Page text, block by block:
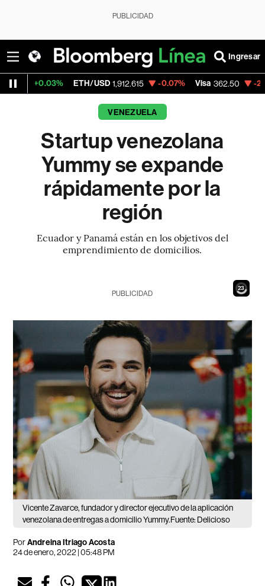
PUBLICIDAD
Ingresar
ETH/USD 1,912.615 -0.07% Visa 362.50 -2.15%
VENEZUELA
Startup venezolana
Yummy se expande
rápidamente por la
región
Ecuador y Panamá están en los objetivos del
emprendimiento de domicilios.
21
PUBLICIDAD
Vicente Zavarce, fundador y director ejecutivo de la aplicación
venezolana de entregas a domicilio Yummy.Fuente: Delicioso
PorAndreina Itriago Acosta
24 de enero, 2022 | 05:48 PM